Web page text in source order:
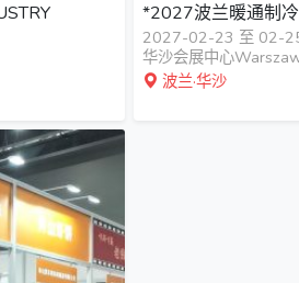
*2027波兰暖通制
2027-02-23 至 02-
华沙会展中心
波兰·华沙